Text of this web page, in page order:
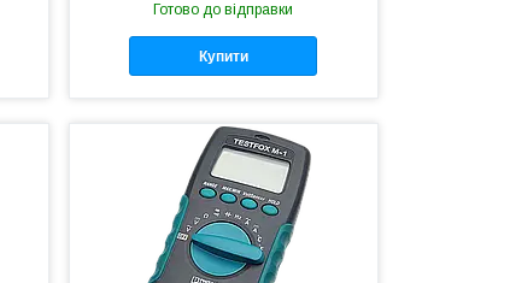
Готово до відправки
Купити